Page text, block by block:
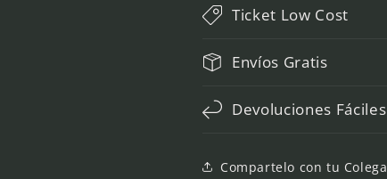
Ticket Low Cost
Envíos Gratis
Devoluciones Fáciles
Compartelo con tu Colega